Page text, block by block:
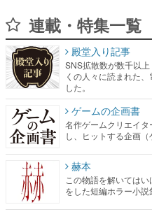
連載・特集一覧
殿堂入り記事
SNS拡散数が数千以
くの人々に読まれた
した。
ゲームの企画書
名作ゲームクリエイ
し、ヒットする企画（
赫本
この物語を解いては
をした短編ホラー小説